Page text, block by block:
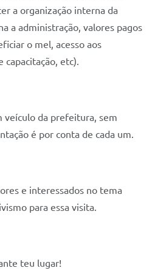
a organização interna da
a administração, valores pagos
o mel, acesso aos
capacitação, etc).
veículo da prefeitura, sem
é por conta de cada um.
e interessados no tema
para essa visita.
teu lugar!